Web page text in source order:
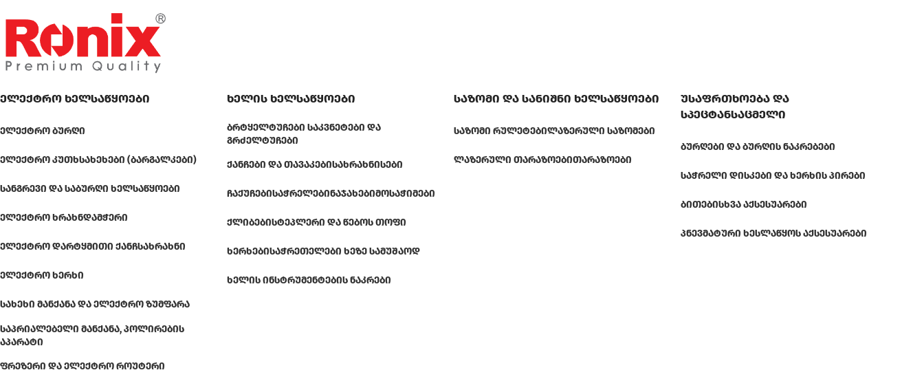
ელექტრო ხელსაწყოები
ᲔᲚᲔᲥᲢᲠᲝ ᲑᲣᲠᲦᲘ
ᲔᲚᲔᲥᲢᲠᲝ ᲙᲣᲗᲮᲡᲐᲮᲔᲮᲔᲑᲘ (ᲑᲐᲠᲒᲐᲚᲙᲔᲑᲘ)
ᲡᲐᲜᲒᲠᲔᲕᲘ ᲓᲐ ᲡᲐᲑᲣᲠᲦᲘ ᲮᲔᲚᲡᲐᲬᲧᲝᲔᲑᲘ
ᲔᲚᲔᲥᲢᲠᲝ ᲮᲠᲐᲮᲜᲓᲐᲛᲭᲔᲠᲘ
ᲔᲚᲔᲥᲢᲠᲝ ᲓᲐᲠᲢᲧᲛᲘᲗᲘ ᲥᲐᲜᲩᲡᲐᲮᲠᲐᲮᲜᲘ
ᲔᲚᲔᲥᲢᲠᲝ ᲮᲔᲠᲮᲘ
ᲡᲐᲮᲔᲮᲘ ᲛᲐᲜᲥᲐᲜᲐ ᲓᲐ ᲔᲚᲔᲥᲢᲠᲝ ᲖᲣᲛᲤᲐᲠᲐ
ᲡᲐᲞᲠᲘᲐᲚᲔᲑᲔᲚᲘ ᲛᲐᲜᲥᲐᲜᲐ, ᲞᲝᲚᲘᲠᲔᲑᲘᲡ
ᲐᲞᲐᲠᲐᲢᲘ
ᲤᲠᲔᲖᲔᲠᲘ ᲓᲐ ᲔᲚᲔᲥᲢᲠᲝ ᲠᲝᲣᲢᲔᲠᲘ
ხელის ხელსაწყოები
ᲑᲠᲢᲧᲔᲚᲢᲣᲩᲔᲑᲘ ᲡᲐᲙᲕᲜᲔᲢᲔᲑᲘ ᲓᲐ
ᲒᲠᲫᲔᲚᲢᲣᲩᲔᲑᲘ
ᲥᲐᲜᲩᲔᲑᲘ ᲓᲐ ᲗᲐᲕᲐᲙᲔᲑᲘᲡᲐᲮᲠᲐᲮᲜᲘᲡᲔᲑᲘ
ᲩᲐᲥᲣᲩᲔᲑᲘᲡᲐᲭᲠᲔᲚᲔᲑᲘᲜᲐᲯᲐᲮᲔᲑᲘᲛᲝᲡᲐᲭᲘᲛᲔᲑᲘ
ᲥᲚᲘᲑᲔᲑᲘᲡᲢᲔᲞᲚᲔᲠᲘ ᲓᲐ ᲬᲔᲑᲝᲡ ᲗᲝᲤᲘ
ᲮᲔᲠᲮᲔᲑᲘᲡᲐᲭᲠᲔᲗᲔᲚᲔᲑᲘ ᲮᲔᲖᲔ ᲡᲐᲛᲣᲨᲐᲝᲓ
ᲮᲔᲚᲘᲡ ᲘᲜᲡᲢᲠᲣᲛᲔᲜᲢᲔᲑᲘᲡ ᲜᲐᲙᲠᲔᲑᲘ
საზომი და სანიშნი ხელსაწყოები
ᲡᲐᲖᲝᲛᲘ ᲠᲣᲚᲔᲢᲔᲑᲘᲚᲐᲖᲔᲠᲣᲚᲘ ᲡᲐᲖᲝᲛᲔᲑᲘ
ᲚᲐᲖᲔᲠᲣᲚᲘ ᲗᲐᲠᲐᲖᲝᲔᲑᲘᲗᲐᲠᲐᲖᲝᲔᲑᲘ
უსაფრთხოება და
სპეცტანსაცმელი
ᲑᲣᲠᲦᲔᲑᲘ ᲓᲐ ᲑᲣᲠᲦᲘᲡ ᲜᲐᲙᲠᲔᲑᲔᲑᲘ
ᲡᲐᲭᲠᲔᲚᲘ ᲓᲘᲡᲙᲔᲑᲘ ᲓᲐ ᲮᲔᲠᲮᲘᲡ ᲞᲘᲠᲔᲑᲘ
ᲑᲘᲗᲔᲑᲘᲡᲮᲕᲐ ᲐᲥᲡᲔᲡᲣᲐᲠᲔᲑᲘ
ᲞᲜᲔᲕᲛᲐᲢᲣᲠᲘ ᲮᲔᲡᲚᲐᲬᲧᲝᲡ ᲐᲥᲡᲔᲡᲣᲐᲠᲔᲑᲘ